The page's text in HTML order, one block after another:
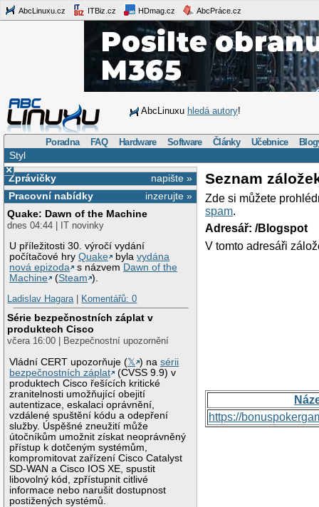
AbcLinuxu.cz ITBiz.cz HDmag.cz AbcPráce.cz
AbcLinuxu hledá autory!
Poradna FAQ Hardware Software Články Učebnice
Styl
×
napište »
Zprávičky
inzerujte »
Pracovní nabídky
Quake: Dawn of the Machine
dnes 04:44 | IT novinky
U příležitosti 30. výročí vydání
počítačové hryQuake bylavydána
nová epizoda
s názvem Dawn of the
Machine
(Steam ).
Ladislav Hagara| Komentářů: 0
Série bezpečnostních záplat v
produktech Cisco
včera 16:00 | Bezpečnostní upozornění
Vládní CERT upozorňuje (𝕏 ) nasérii
bezpečnostních záplat
(CVSS 9.9) v
produktech Cisco řešících kritické
zranitelnosti umožňující obejití
autentizace, eskalaci oprávnění,
vzdálené spuštění kódu a odepření
služby. Úspěšné zneužití může
útočníkům umožnit získat neoprávněný
přístup k dotčeným systémům,
kompromitovat zařízení Cisco Catalyst
SD-WAN a Cisco IOS XE, spustit
libovolný kód, zpřístupnit citlivé
informace nebo narušit dostupnost
postižených systémů.
Seznam
Zde si můžete
spam.
Adresář: /Blogspot
V tomto adresáři
https://